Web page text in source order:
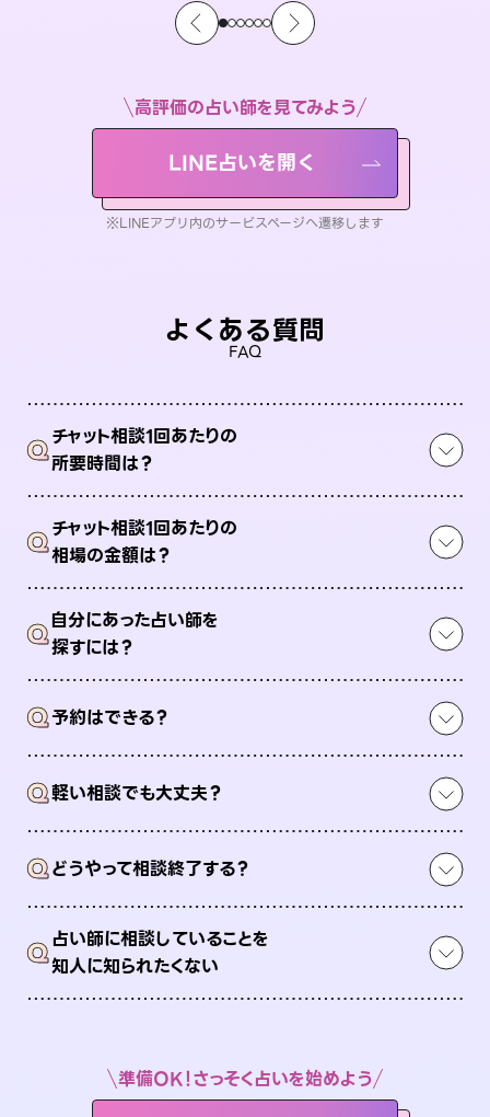
高評価の占い師を見てみよう
LINE占いを開く
※LINEアプリ内のサービスページへ遷移します
よくある質問
FAQ
Qチャット相談1回あたりの
所要時間は？
Qチャット相談1回あたりの
相場の金額は？
Q自分にあった占い師を
探すには？
Q予約はできる？
Q軽い相談でも大丈夫？
Qどうやって相談終了する？
Q占い師に相談していることを
知人に知られたくない
準備OK！さっそく占いを始めよう